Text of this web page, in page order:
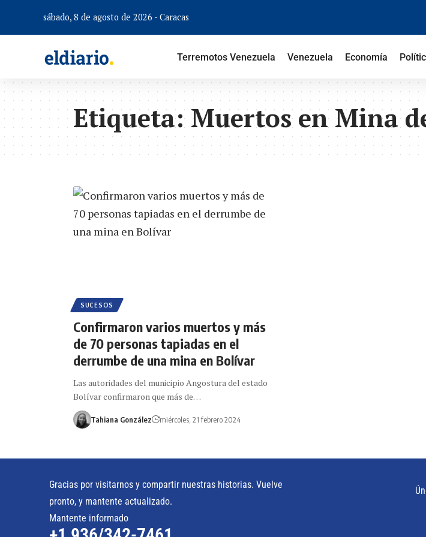
sábado, 8 de agosto de 2026 - Caracas
Terremotos Venezuela Venezuela Economía
Etiqueta:Muertos en Mina
SUCESOS
Confirmaron varios muertos y más
de 70 personas tapiadas en el
derrumbe de una mina en Bolívar
Las autoridades del municipio Angostura del estado
Bolívar confirmaron que más de…
Tahiana González miércoles, 21 febrero 2024
Gracias por visitarnos y compartir nuestras historias. Vuelve
pronto, y mantente actualizado.
Mantente informado